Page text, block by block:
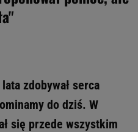
zdobywał serca
do dziś. W
się przede wszystkim